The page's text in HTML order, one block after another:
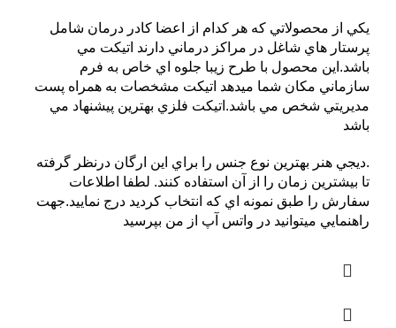
يکي از محصولاتي که هر کدام از اعضا کادر درمان شامل
پرستار هاي شاغل در مراکز درماني دارند اتيکت مي
باشد.اين محصول با طرح زيبا جلوه اي خاص به فرم
سازماني مکان شما ميدهد اتيکت مشخصات به همراه پست
مديريتي شخص مي باشد.اتيکت فلزي بهترين پيشنهاد مي
باشد
.ديجي هنر بهترين نوع جنس را براي اين ارگان درنظر گرفته
تا بيشترين زمان را از آن استفاده کنند. لطفا اطلاعات
سفارش را طبق نمونه اي که انتخاب کرديد درج نماييد.جهت
راهنمايي ميتوانيد در واتس آپ از من بپرسيد